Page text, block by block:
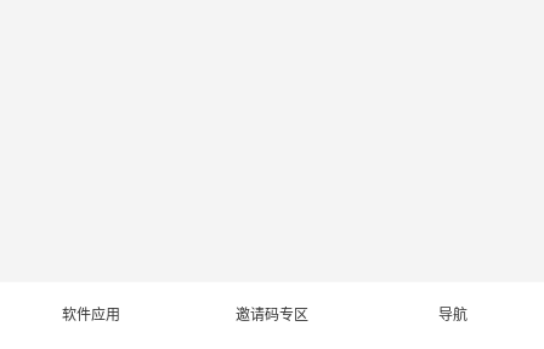
软件应用 邀请码专区 导航